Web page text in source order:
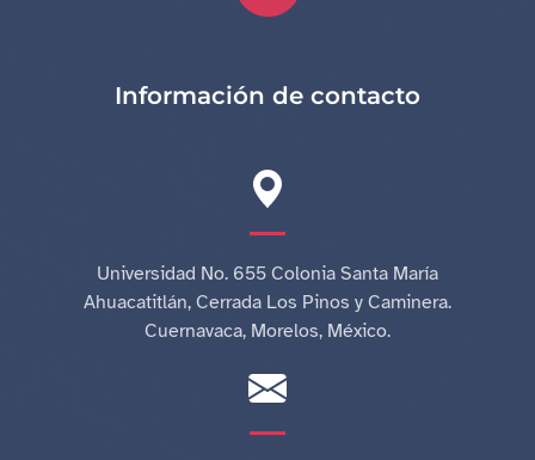
Información de contacto
Universidad No. 655 Colonia Santa María
Ahuacatitlán, Cerrada Los Pinos y Caminera.
Cuernavaca, Morelos, México.